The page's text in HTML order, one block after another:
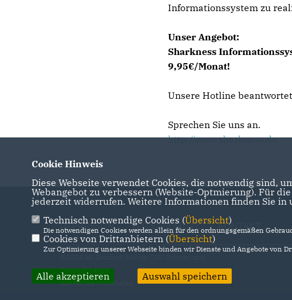
Informationssystem zu
Unser Angebot:
Sharkness
9,95€/Monat!
Unsere Hotline
Sprechen Sie uns an.
http://www.sharkness.de
IMPRESSUM DATENSCHUTZ KONTAKT
Zündorf-Langel
Alle Rechte vorbehalten.
Cookie Hinweis
Diese Webseite verwendet Cookies, die notwendig sind,
Webangebot zu verbessern (Website-Optmierung). Für
jederzeit widerrufen. Weitere Informationen finden Sie in
Technisch notwendige Cookies (Übersicht)
Die notwendigen Cookies werden allein für den ordnungsgemäßen
Cookies von Drittanbietern (Übersicht)
Zur Optimierung unserer Webseite binden wir Dienste und Angebote von
Alle akzeptieren Auswahl speichern